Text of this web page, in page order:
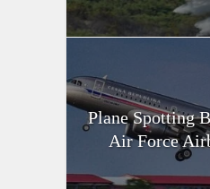
Plane Spotting
Air Force